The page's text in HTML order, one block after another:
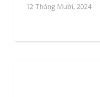
12 Tháng Mười, 2024